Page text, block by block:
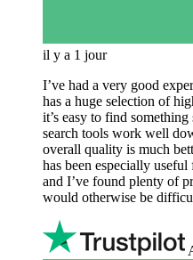
il y a 1 jour
I’ve had a very good
has a huge selection of
it’s easy to find
search tools work well
overall quality is much
has been especially
and I’ve found plenty of
would otherwise be